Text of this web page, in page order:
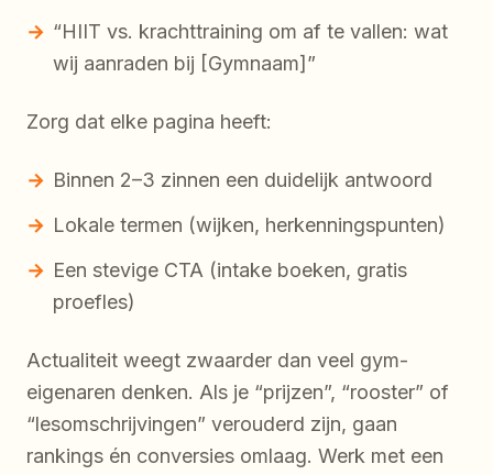
“HIIT vs. krachttraining om af te vallen: wat
wij aanraden bij [Gymnaam]”
Zorg dat elke pagina heeft:
Binnen 2–3 zinnen een duidelijk antwoord
Lokale termen (wijken, herkenningspunten)
Een stevige CTA (intake boeken, gratis
proefles)
Actualiteit weegt zwaarder dan veel gym-
eigenaren denken. Als je “prijzen”, “rooster” of
“lesomschrijvingen” verouderd zijn, gaan
rankings én conversies omlaag. Werk met een